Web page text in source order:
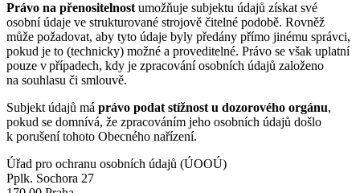
Právo na přenositelnost umožňuje subjektu údajů získat své
osobní údaje ve strukturované strojově čitelné podobě. Rovněž
může požadovat, aby tyto údaje byly předány přímo jinému správci,
pokud je to (technicky) možné a proveditelné. Právo se však uplatní
pouze v případech, kdy je zpracování osobních údajů založeno
na souhlasu či smlouvě.
Subjekt údajů má právo podat stížnost u dozorového orgánu,
pokud se domnívá, že zpracováním jeho osobních údajů došlo
k porušení tohoto Obecného nařízení.
Úřad pro ochranu osobních údajů (ÚOOÚ)
Pplk. Sochora 27